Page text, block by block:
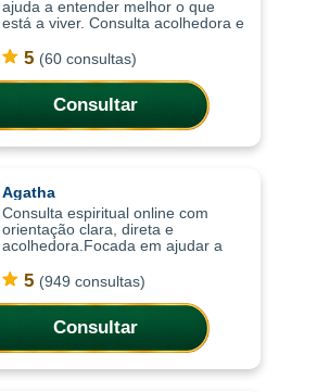
ajuda a entender melhor o que
está a viver. Consulta acolhedora e
compreender situações com mais
profundidade, trazendo clareza
emoci
5 (60 consultas)
Consultar
Agatha
Consulta espiritual online com
orientação clara, direta e
acolhedora.Focada em ajudar a
trazendo clareza, equilíbrio
emocional e orientação para
decisões importantes da vi
5 (949 consultas)
Consultar